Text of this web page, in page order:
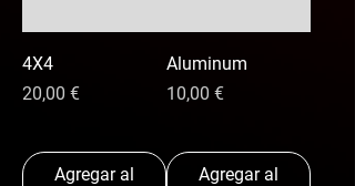
4X4
Precio
20,00 €
Agregar al
Aluminum
Precio
10,00 €
Agregar al